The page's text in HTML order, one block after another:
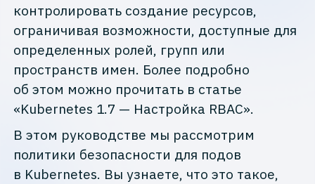
контролировать создание ресурсов,
ограничивая возможности, доступные для
определенных ролей, групп или
пространств имен. Более подробно
об этом можно прочитать в статье
«Kubernetes 1.7 — Настройка RBAC».
В этом руководстве мы рассмотрим
политики безопасности для подов
в Kubernetes. Вы узнаете, что это такое,